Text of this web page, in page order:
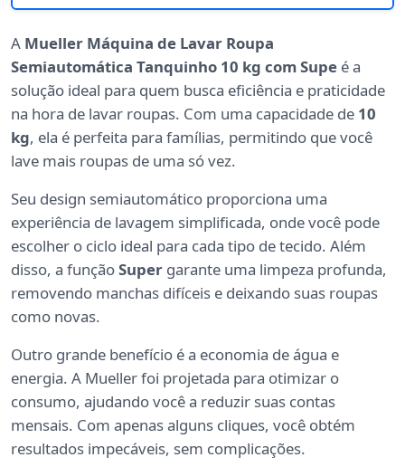
A Mueller Máquina de Lavar Roupa
Semiautomática Tanquinho 10 kg com Supe é a
solução ideal para quem busca eficiência e praticidade
na hora de lavar roupas. Com uma capacidade de 10
kg, ela é perfeita para famílias, permitindo que você
lave mais roupas de uma só vez.
Seu design semiautomático proporciona uma
experiência de lavagem simplificada, onde você pode
escolher o ciclo ideal para cada tipo de tecido. Além
disso, a funçãoSuper garante uma limpeza profunda,
removendo manchas difíceis e deixando suas roupas
como novas.
Outro grande benefício é a economia de água e
energia. A Mueller foi projetada para otimizar o
consumo, ajudando você a reduzir suas contas
mensais. Com apenas alguns cliques, você obtém
resultados impecáveis, sem complicações.